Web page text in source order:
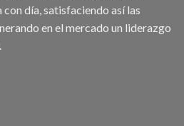
día, satisfaciendo así las
en el mercado un liderazgo